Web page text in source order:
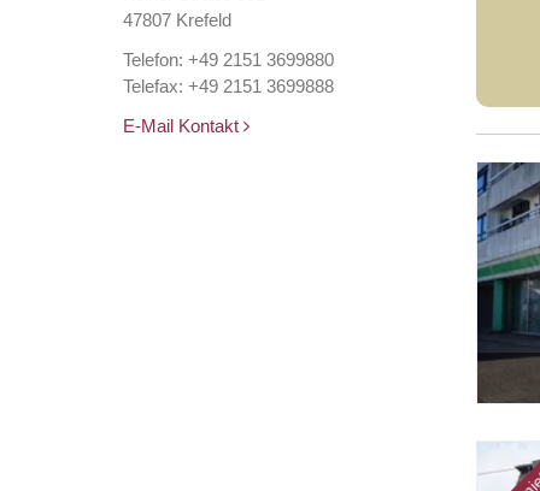
47807 Krefeld
Telefon: +49 2151 3699880
Telefax: +49 2151 3699888
E-Mail Kontakt